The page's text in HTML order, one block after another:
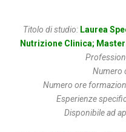
Titolo di studio: Laurea
Nutrizione Clinica;
Numero
Numero ore
Esperienze
Disponibile ad